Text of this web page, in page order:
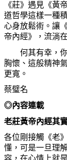
《莊》遇見《黃
道哲學這樣一種
心身放鬆術。讓
帝內經》，流淌
何其有幸，你
胸懷、這般精神
更寬。
蔡璧名
◎內容連載
老莊黃帝內經其
各位剛接觸《老
懂，可是一旦理